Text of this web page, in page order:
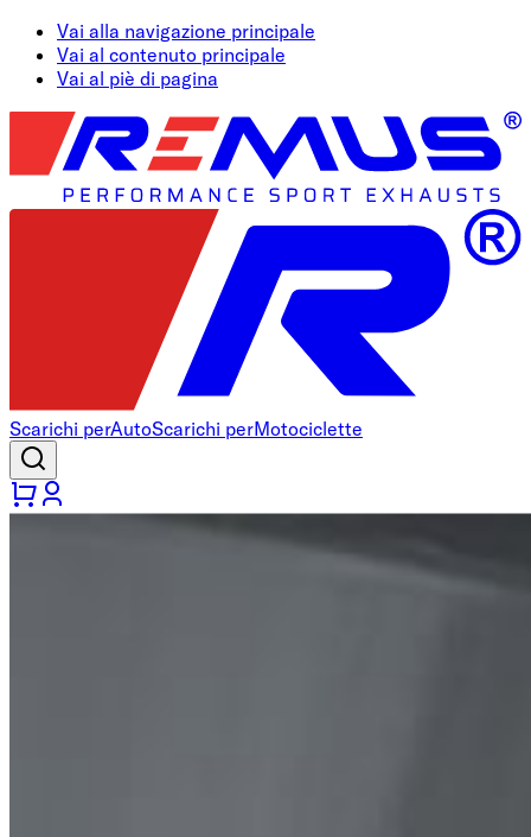
Vai alla navigazione principale
Vai al contenuto principale
Vai al piè di pagina
Scarichi perAutoScarichi perMotociclette